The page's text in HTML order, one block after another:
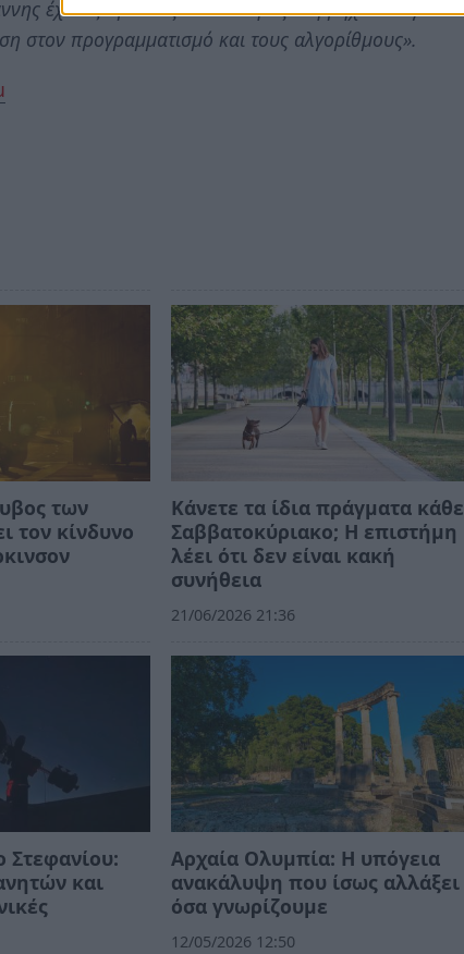
έχει εξαιρετικές δυνατότητες στη μηχανολογία
στον προγραμματισμό και τους αλγορίθμους».
των
τον κίνδυνο
Κάνετε τα ίδια πράγματα κάθε
Σαββατοκύριακο; Η επιστήμη
λέει ότι δεν είναι κακή
συνήθεια
21/06/2026 21:36
Στεφανίου:
και
Αρχαία Ολυμπία: Η υπόγεια
ανακάλυψη που ίσως αλλάξει
όσα γνωρίζουμε
12/05/2026 12:50